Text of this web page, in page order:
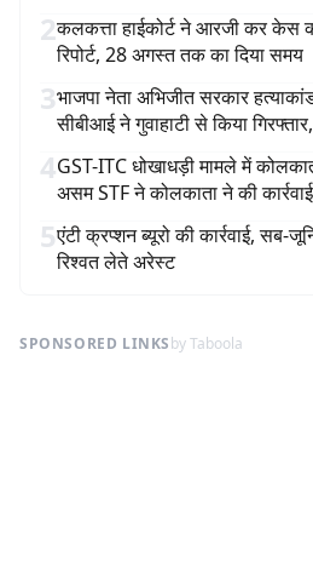
2कलकत्ता हाईकोर्ट ने आरजी कर केस
रिपोर्ट, 28 अगस्त तक का दिया समय
3भाजपा नेता अभिजीत सरकार
सीबीआई ने गुवाहाटी से किया
4GST-ITC धोखाधड़ी मामले में
असम STF ने कोलकाता ने की कार्रवाई
5एंटी क्रप्शन ब्यूरो की कार्रवाई, सब-
रिश्वत लेते अरेस्ट
SPONSORED LINKSby Taboola